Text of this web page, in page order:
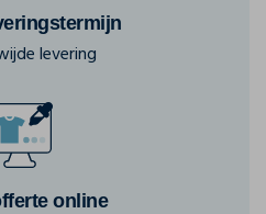
levering
online